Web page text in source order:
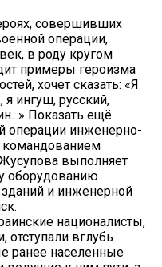
совершивших
операции,
в роду кругом
примеры героизма
хочет сказать: «Я
я ингуш, русский,
Показать ещё
операции инженерно-
командованием
выполняет
оборудованию
и инженерной
националисты,
отступали вглубь
ранее населенные